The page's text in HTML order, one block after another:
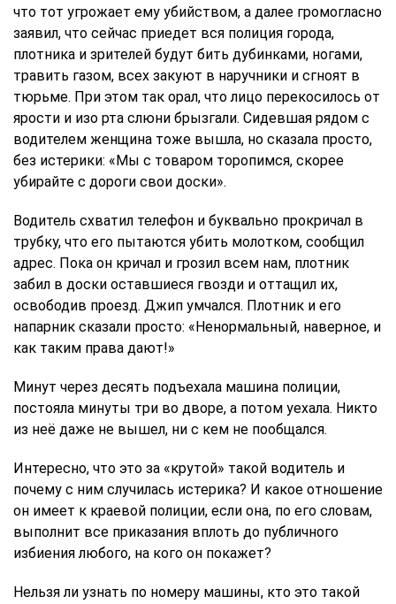
что тот угрожает ему убийством, а далее громогласно
заявил, что сейчас приедет вся полиция города,
плотника и зрителей будут бить дубинками, ногами,
травить газом, всех закуют в наручники и сгноят в
тюрьме. При этом так орал, что лицо перекосилось от
ярости и изо рта слюни брызгали. Сидевшая рядом с
водителем женщина тоже вышла, но сказала просто,
без истерики: «Мы с товаром торопимся, скорее
убирайте с дороги свои доски».
Водитель схватил телефон и буквально прокричал в
трубку, что его пытаются убить молотком, сообщил
адрес. Пока он кричал и грозил всем нам, плотник
забил в доски оставшиеся гвозди и оттащил их,
освободив проезд. Джип умчался. Плотник и его
напарник сказали просто: «Ненормальный, наверное, и
как таким права дают!»
Минут через десять подъехала машина полиции,
постояла минуты три во дворе, а потом уехала. Никто
из неё даже не вышел, ни с кем не пообщался.
Интересно, что это за «крутой» такой водитель и
почему с ним случилась истерика? И какое отношение
он имеет к краевой полиции, если она, по его словам,
выполнит все приказания вплоть до публичного
избиения любого, на кого он покажет?
Нельзя ли узнать по номеру машины, кто это такой